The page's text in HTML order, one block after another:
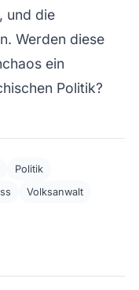
und die
Werden diese
ein
Politik?
Politik
Volksanwalt